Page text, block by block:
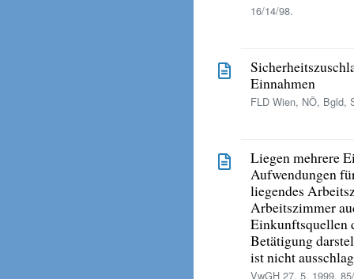
16/14/98.
Einnahmen
FLD Wien, NÖ, Bgld,
Liegen mehrere
Aufwendungen
liegendes
Arbeitszimmer
Einkunftsquellen
Betätigung
ist nicht
VwGH 27. 5. 1999,